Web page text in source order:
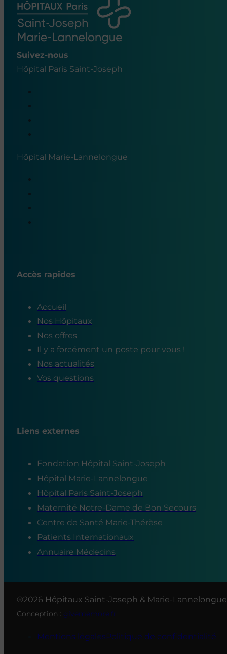
Suivez-nous
Hôpital Paris Saint-Joseph
Hôpital Marie-Lannelongue
Accès rapides
Accueil
Nos Hôpitaux
Nos offres
Il y a forcément un poste pour vous !
Nos actualités
Vos questions
Liens externes
Fondation Hôpital Saint-Joseph
Hôpital Marie-Lannelongue
Hôpital Paris Saint-Joseph
Maternité Notre-Dame de Bon Secours
Centre de Santé Marie-Thérèse
Patients Internationaux
Annuaire Médecins
®2026 Hôpitaux Saint-Joseph & Marie-Lannelongue
Conception : givememore.fr
Mentions légalesPolitique de confidentialité